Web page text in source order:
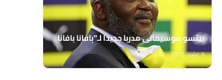
بيتسو موسيماني مدربا جديدا لـ"بافانا بافانا
8 غشت 2026 - 15:01